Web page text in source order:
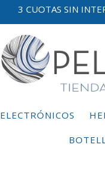
3 CUOTAS SIN
ELECTRÓNICOS